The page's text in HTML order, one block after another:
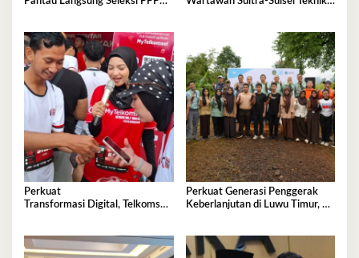
Perkuat
Transformasi Digital, Telkomsel
Perkuat Generasi Penggerak
Keberlanjutan di Luwu Timur, PT